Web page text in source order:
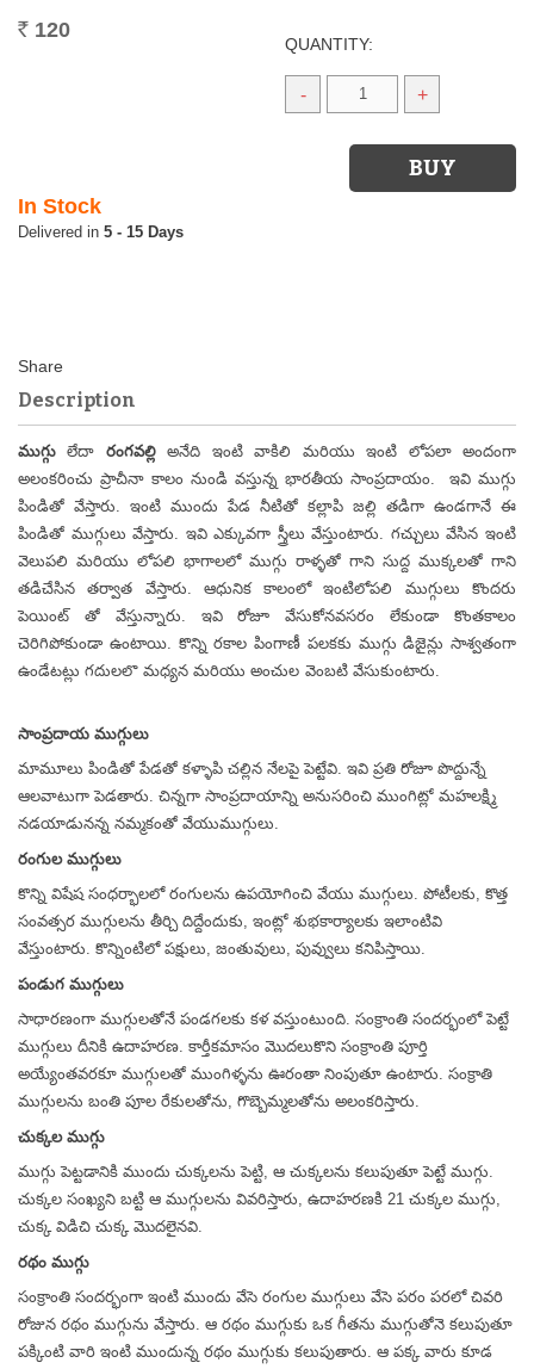
Rs. 120
QUANTITY:
- +
In Stock
5 - 15 Days
Description
ముగ్గు లేదా రంగవల్లిఅనేది ఇంటి వాకిలి మరియు ఇంటి లోపలా అందంగా
అలంకరించు ప్రాచీనా కాలం నుండి వస్తున్న భారతీయ సాంప్రదాయం. ఇవి ముగ్గు
పిండితో వేస్తారు. ఇంటి ముందు పేడ నీటితో కల్లాపి జల్లి తడిగా ఉండగానే ఈ
పిండితో ముగ్గులు వేస్తారు. ఇవి ఎక్కువగా స్త్రీలు వేస్తుంటారు. గచ్చులు వేసిన ఇంటి
వెలుపలి మరియు లోపలి భాగాలలో ముగ్గు రాళ్ళతో గాని సుద్ద ముక్కలతో గాని
తడిచేసిన తర్వాత వేస్తారు. ఆధునిక కాలంలో ఇంటిలోపలి ముగ్గులు కొందరు
పెయింట్ తో వేస్తున్నారు. ఇవి రోజూ వేసుకోనవసరం లేకుండా కొంతకాలం
చెరిగిపోకుండా ఉంటాయి. కొన్ని రకాల పింగాణీ పలకకు ముగ్గు డిజైన్లు సాశ్వతంగా
ఉండేటట్లు గదులలొ మధ్యన మరియు అంచుల వెంబటి వేసుకుంటారు.
సాంప్రదాయ ముగ్గులు
మామూలు పిండితో పేడతో కళ్ళాపి చల్లిన నేలపై పెట్టేవి. ఇవి ప్రతి రోజూ పొద్దున్నే
ఆలవాటుగా పెడతారు. చిన్నగా సాంప్రదాయాన్ని అనుసరించి ముంగిట్లో మహలక్ష్మి
నడయాడునన్న నమ్మకంతో వేయుముగ్గులు.
రంగుల ముగ్గులు
కొన్ని విషేష సంధర్భాలలో రంగులను ఉపయోగించి వేయు ముగ్గులు. పోటీలకు, కొత్త
సంవత్సర ముగ్గులను తీర్చి దిద్దేందుకు, ఇంట్లో శుభకార్యాలకు ఇలాంటివి
వేస్తుంటారు. కొన్నింటిలో పక్షులు, జంతువులు, పువ్వులు కనిపిస్తాయి.
పండుగ ముగ్గులు
సాధారణంగా ముగ్గులతోనే పండగలకు కళ వస్తుంటుంది. సంక్రాంతి సందర్భంలో పెట్టే
ముగ్గులు దీనికి ఉదాహరణ. కార్తీకమాసం మొదలుకొని సంక్రాంతి పూర్తి
అయ్యేంతవరకూ ముగ్గులతో ముంగిళ్ళను ఊరంతా నింపుతూ ఉంటారు. సంక్రాతి
ముగ్గులను బంతి పూల రేకులతోను, గొబ్బెమ్మలతోను అలంకరిస్తారు.
చుక్కల ముగ్గు
ముగ్గు పెట్టడానికి ముందు చుక్కలను పెట్టి, ఆ చుక్కలను కలుపుతూ పెట్టే ముగ్గు.
చుక్కల సంఖ్యని బట్టి ఆ ముగ్గులను వివరిస్తారు, ఉదాహరణకి 21 చుక్కల ముగ్గు,
చుక్క విడిచి చుక్క మొదలైనవి.
రథం ముగ్గు
సంక్రాంతి సందర్భంగా ఇంటి ముందు వేసె రంగుల ముగ్గులు వేసె పరం పరలో చివరి
రోజున రథం ముగ్గును వేస్తారు. ఆ రథం ముగ్గుకు ఒక గీతను ముగ్గుతోనె కలుపుతూ
పక్కింటి వారి ఇంటి ముందున్న రథం ముగ్గుకు కలుపుతారు. ఆ పక్క వారు కూడ